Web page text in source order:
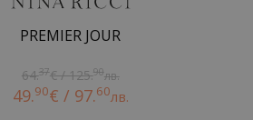
PREMIER JOUR
64.37€ / 125.90лв.
49.90€ / 97.60лв.